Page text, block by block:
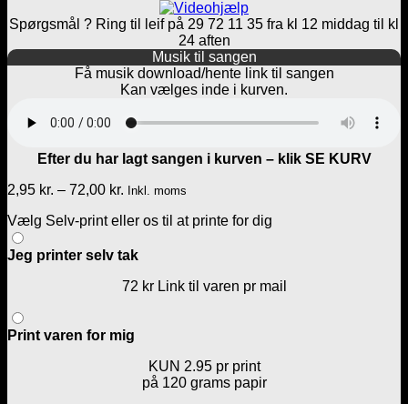
Spørgsmål ? Ring til leif på 29 72 11 35 fra kl 12 middag til kl
24 aften
Musik til sangen
Få musik download/hente link til sangen
Kan vælges inde i kurven.
Efter du har lagt sangen i kurven – klik SE KURV
2,95 kr. – 72,00 kr. Prisinterval:
til
Inkl. moms
Vælg Selv-print eller os til at printe for dig
Jeg printer selv tak
72 kr Link til varen pr mail
Print varen for mig
KUN 2.95 pr print
på 120 grams papir